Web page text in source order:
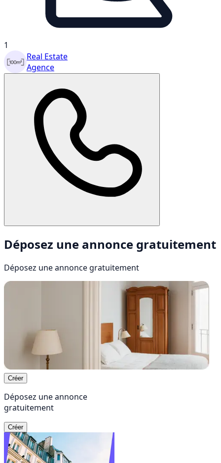
1
Real Estate
Agence
Déposez une annonce gratuitement
Déposez une annonce gratuitement
Créer
Déposez une annonce
gratuitement
Créer